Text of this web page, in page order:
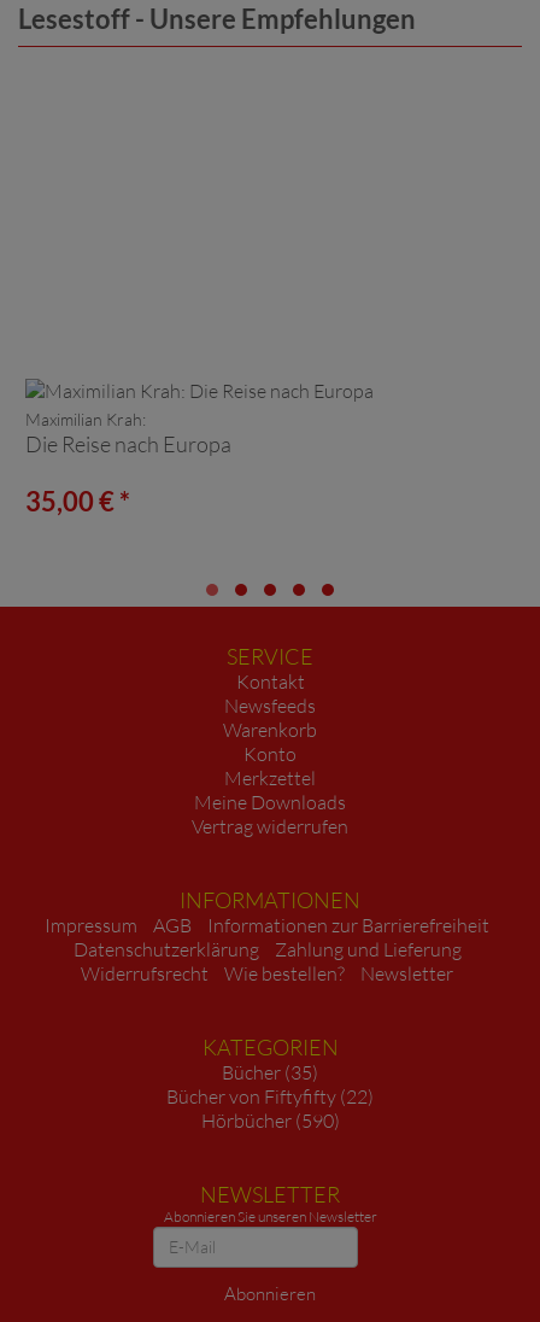
Lesestoff - Unsere Empfehlungen
Maximilian Krah:
Die Reise nach Europa
35,00 € *
SERVICE
Kontakt
Newsfeeds
Warenkorb
Konto
Merkzettel
Meine Downloads
Vertrag widerrufen
INFORMATIONEN
Impressum AGB
Informationen zur Barrierefreiheit
Datenschutzerklärung
Zahlung und Lieferung
Widerrufsrecht
Wie bestellen? Newsletter
KATEGORIEN
Bücher (35)
Bücher von Fiftyfifty (22)
Hörbücher (590)
NEWSLETTER
Abonnieren Sie unseren Newsletter
Newsletter
Abonnieren